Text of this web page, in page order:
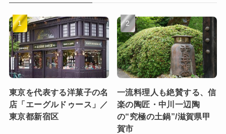
東京を代表する洋菓子の名
店「エーグルドゥース」／
東京都新宿区
一流料理人も絶賛する、信
楽の陶匠・中川一辺陶
の“究極の土鍋”/滋賀県甲
賀市